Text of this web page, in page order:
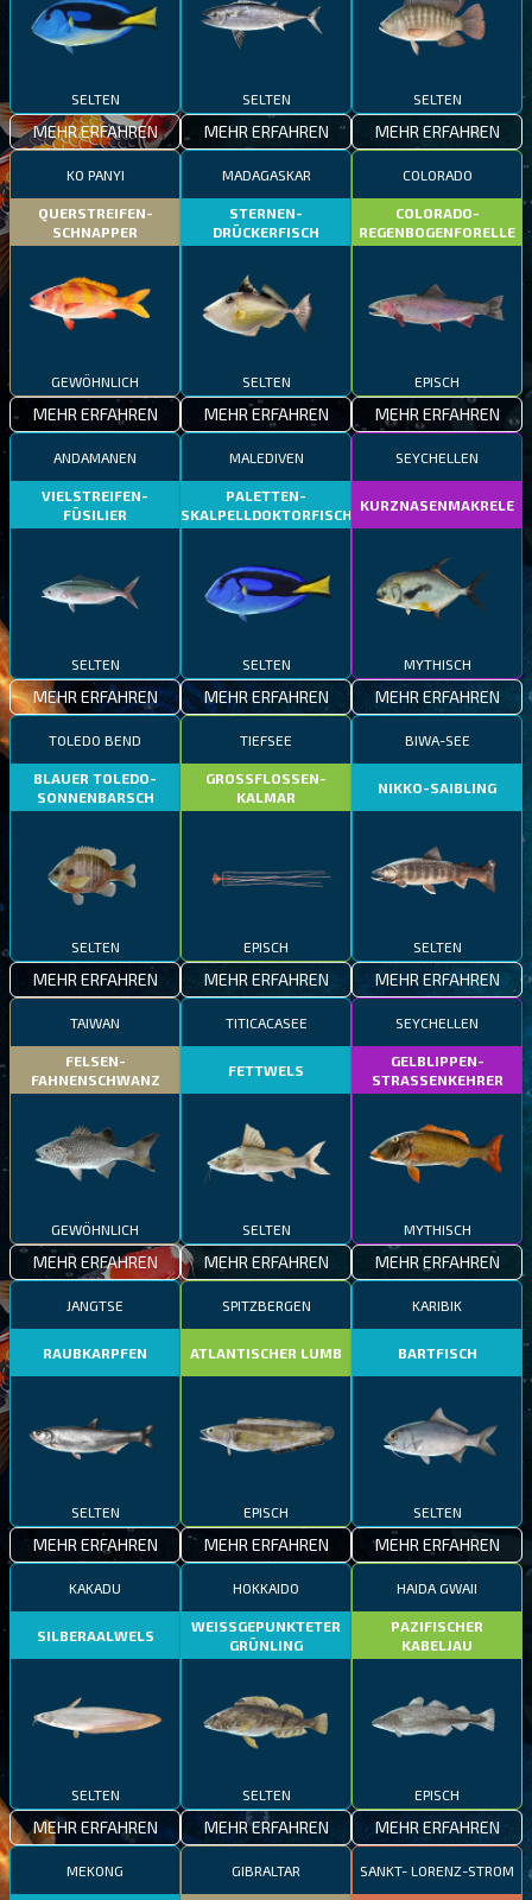
SELTEN
MEHR ERFAHREN
SELTEN
MEHR ERFAHREN
SELTEN
MEHR ERFAHREN
KO PANYI
QUERSTREIFEN-
SCHNAPPER
GEWÖHNLICH
MEHR ERFAHREN
MADAGASKAR
STERNEN-
DRÜCKERFISCH
SELTEN
MEHR ERFAHREN
COLORADO
COLORADO-
REGENBOGENFORELLE
EPISCH
MEHR ERFAHREN
ANDAMANEN
VIELSTREIFEN-
FÜSILIER
SELTEN
MEHR ERFAHREN
MALEDIVEN
PALETTEN-
SKALPELLDOKTORFISCH
SELTEN
MEHR ERFAHREN
SEYCHELLEN
KURZNASENMAKRELE
MYTHISCH
MEHR ERFAHREN
TOLEDO BEND
BLAUER TOLEDO-
SONNENBARSCH
SELTEN
MEHR ERFAHREN
TIEFSEE
GROSSFLOSSEN-
KALMAR
EPISCH
MEHR ERFAHREN
BIWA-SEE
NIKKO-SAIBLING
SELTEN
MEHR ERFAHREN
TAIWAN
FELSEN-
FAHNENSCHWANZ
GEWÖHNLICH
MEHR ERFAHREN
TITICACASEE
FETTWELS
SELTEN
MEHR ERFAHREN
SEYCHELLEN
GELBLIPPEN-
STRASSENKEHRER
MYTHISCH
MEHR ERFAHREN
JANGTSE
RAUBKARPFEN
SELTEN
MEHR ERFAHREN
SPITZBERGEN
ATLANTISCHER LUMB
EPISCH
MEHR ERFAHREN
KARIBIK
BARTFISCH
SELTEN
MEHR ERFAHREN
KAKADU
SILBERAALWELS
SELTEN
MEHR ERFAHREN
HOKKAIDO
WEISSGEPUNKTETER
GRÜNLING
SELTEN
MEHR ERFAHREN
HAIDA GWAII
PAZIFISCHER
KABELJAU
EPISCH
MEHR ERFAHREN
MEKONG GIBRALTAR SANKT- LORENZ-STROM